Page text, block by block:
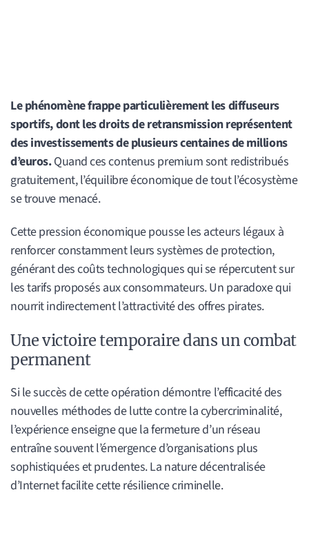
Le phénomène frappe particulièrement les diffuseurs
sportifs, dont les droits de retransmission représentent
des investissements de plusieurs centaines de millions
d’euros.Quand ces contenus premium sont redistribués
gratuitement, l’équilibre économique de tout l’écosystème
se trouve menacé.
Cette pression économique pousse les acteurs légaux à
renforcer constamment leurs systèmes de protection,
générant des coûts technologiques qui se répercutent sur
les tarifs proposés aux consommateurs. Un paradoxe qui
nourrit indirectement l’attractivité des offres pirates.
Une victoire temporaire dans un combat
permanent
Si le succès de cette opération démontre l’efficacité des
nouvelles méthodes de lutte contre la cybercriminalité,
l’expérience enseigne que la fermeture d’un réseau
entraîne souvent l’émergence d’organisations plus
sophistiquées et prudentes. La nature décentralisée
d’Internet facilite cette résilience criminelle.